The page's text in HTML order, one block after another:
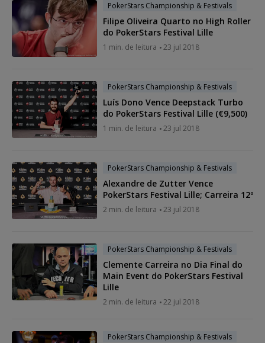
PokerStars Championship & Festivals
Filipe Oliveira Quarto no High Roller
do PokerStars Festival Lille
1 min. de leitura 23 jul 2018
PokerStars Championship & Festivals
Luís Dono Vence Deepstack Turbo
do PokerStars Festival Lille (€9,500)
1 min. de leitura 23 jul 2018
PokerStars Championship & Festivals
Alexandre de Zutter Vence
PokerStars Festival Lille; Carreira 12º
2 min. de leitura 23 jul 2018
PokerStars Championship & Festivals
Clemente Carreira no Dia Final do
Main Event do PokerStars Festival
Lille
2 min. de leitura 22 jul 2018
PokerStars Championship & Festivals